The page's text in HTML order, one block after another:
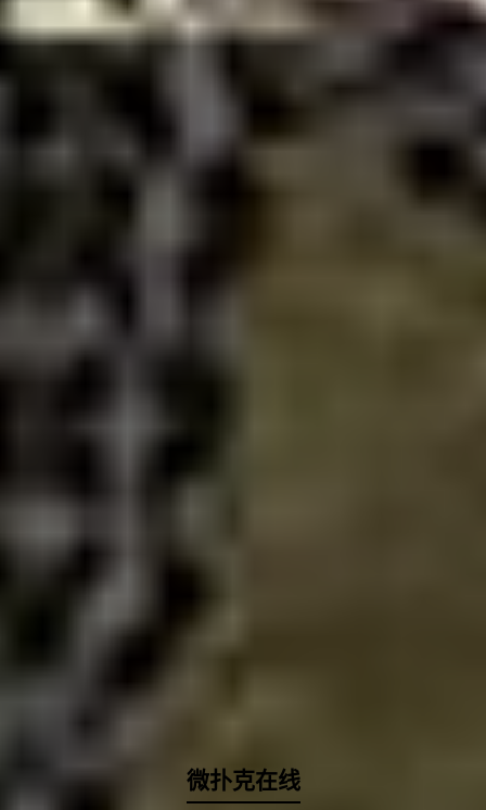
微扑克在线